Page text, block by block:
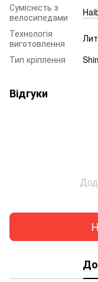
Сумісність з
велосипедами
Технологія
виготовлення
Тип кріплення
Відгуки